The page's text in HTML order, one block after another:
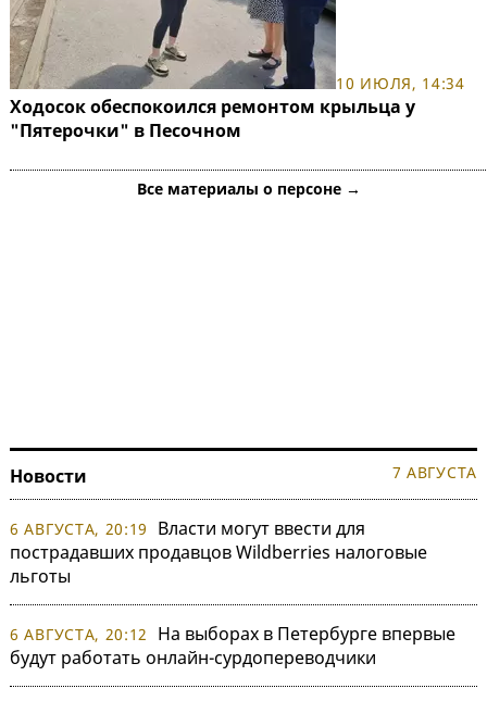
10 ИЮЛЯ, 14:34
Ходосок обеспокоился ремонтом крыльца у
"Пятерочки" в Песочном
Все материалы о персоне →
Новости 7 АВГУСТА
6 АВГУСТА, 20:19
Власти могут ввести для
пострадавших продавцов Wildberries налоговые
льготы
6 АВГУСТА, 20:12
На выборах в Петербурге впервые
будут работать онлайн-сурдопереводчики